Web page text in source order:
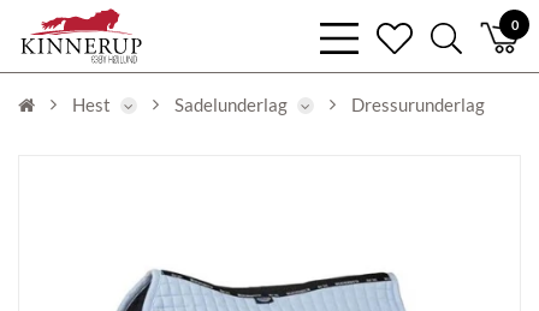
0
bars
light
heart
search
light
Hest Sadelunderlag Dressurunderlag